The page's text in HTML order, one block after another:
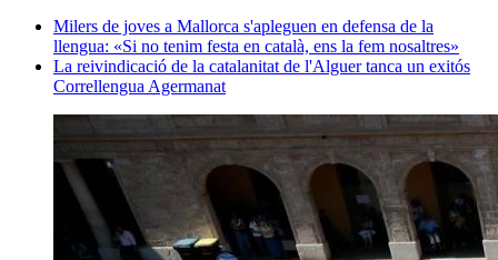
Milers de joves a Mallorca s'apleguen en defensa de la
llengua: «Si no tenim festa en català, ens la fem nosaltres»
La reivindicació de la catalanitat de l'Alguer tanca un exitós
Correllengua Agermanat